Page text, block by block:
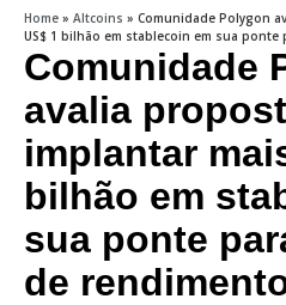
Home » Altcoins » Comunidade Polygon
US$ 1 bilhão em stablecoin em sua ponte
Comunidade
avalia
implantar
bilhão em
sua ponte
de